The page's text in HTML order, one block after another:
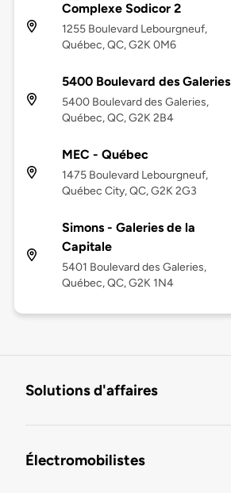
Complexe Sodicor 2
1255 Boulevard Lebourgneuf,
Québec, QC, G2K 0M6
5400 Boulevard des Galeries
5400 Boulevard des Galeries,
Québec, QC, G2K 2B4
MEC - Québec
1475 Boulevard Lebourgneuf,
Québec City, QC, G2K 2G3
Simons - Galeries de la
Capitale
5401 Boulevard des Galeries,
Québec, QC, G2K 1N4
Solutions d'affaires
Électromobilistes